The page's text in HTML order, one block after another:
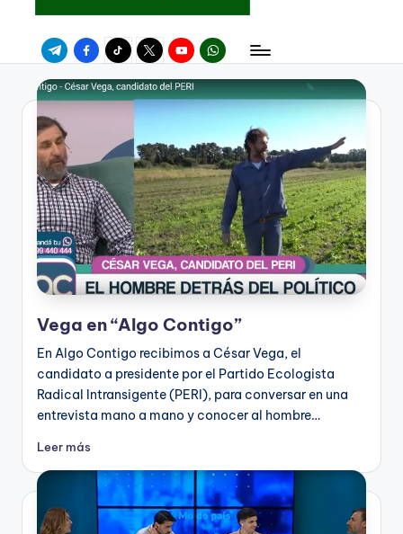
TelegramFacebookTikTokTwitterYoutubeWhatsApp
Vega en “Algo Contigo”
En Algo Contigo recibimos a César Vega, el
candidato a presidente por el Partido Ecologista
Radical Intransigente (PERI), para conversar en una
entrevista mano a mano y conocer al hombre…
Leer más